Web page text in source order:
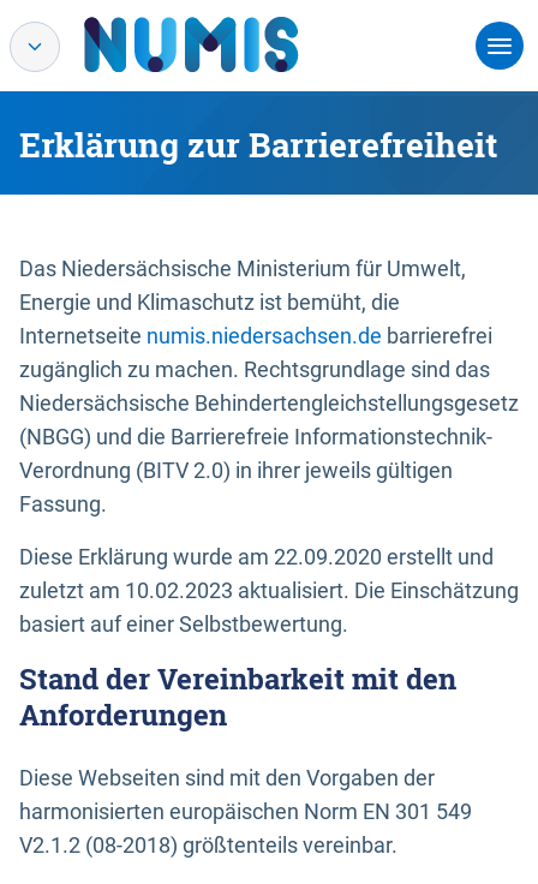
Erklärung zur Barrierefreiheit
Das Niedersächsische Ministerium für Umwelt,
Energie und Klimaschutz ist bemüht, die
Internetseite numis.niedersachsen.de barrierefrei
zugänglich zu machen. Rechtsgrundlage sind das
Niedersächsische Behindertengleichstellungsgesetz
(NBGG) und die Barrierefreie Informationstechnik-
Verordnung (BITV 2.0) in ihrer jeweils gültigen
Fassung.
Diese Erklärung wurde am 22.09.2020 erstellt und
zuletzt am 10.02.2023 aktualisiert. Die Einschätzung
basiert auf einer Selbstbewertung.
Stand der Vereinbarkeit mit den
Anforderungen
Diese Webseiten sind mit den Vorgaben der
harmonisierten europäischen Norm EN 301 549
V2.1.2 (08-2018) größtenteils vereinbar.